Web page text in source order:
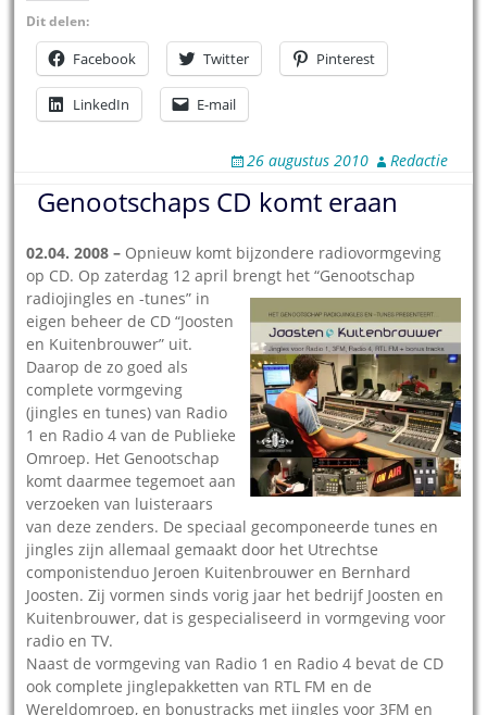
Dit delen:
Facebook Twitter Pinterest
LinkedIn E-mail
26 augustus 2010 Redactie
Genootschaps CD komt eraan
02.04. 2008 – Opnieuw komt bijzondere radiovormgeving
op CD. Op zaterdag 12 april brengt het “Genootschap
radiojingles en -tunes” in
eigen beheer de CD “Joosten
en Kuitenbrouwer” uit.
Daarop de zo goed als
complete vormgeving
(jingles en tunes) van Radio
1 en Radio 4 van de Publieke
Omroep. Het Genootschap
komt daarmee tegemoet aan
verzoeken van luisteraars
van deze zenders. De speciaal gecomponeerde tunes en
jingles zijn allemaal gemaakt door het Utrechtse
componistenduo Jeroen Kuitenbrouwer en Bernhard
Joosten. Zij vormen sinds vorig jaar het bedrijf Joosten en
Kuitenbrouwer, dat is gespecialiseerd in vormgeving voor
radio en TV.
Naast de vormgeving van Radio 1 en Radio 4 bevat de CD
ook complete jinglepakketten van RTL FM en de
Wereldomroep, en bonustracks met jingles voor 3FM en